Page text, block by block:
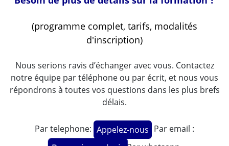
M. Arsène BOUENGUELE
(programme complet, tarifs, modalités
d'inscription)
Nous serions ravis d’échanger avec vous. Contactez
notre équipe par téléphone ou par écrit, et nous vous
répondrons à toutes vos questions dans les plus brefs
délais.
Par telephone: Appelez-nous Par email :